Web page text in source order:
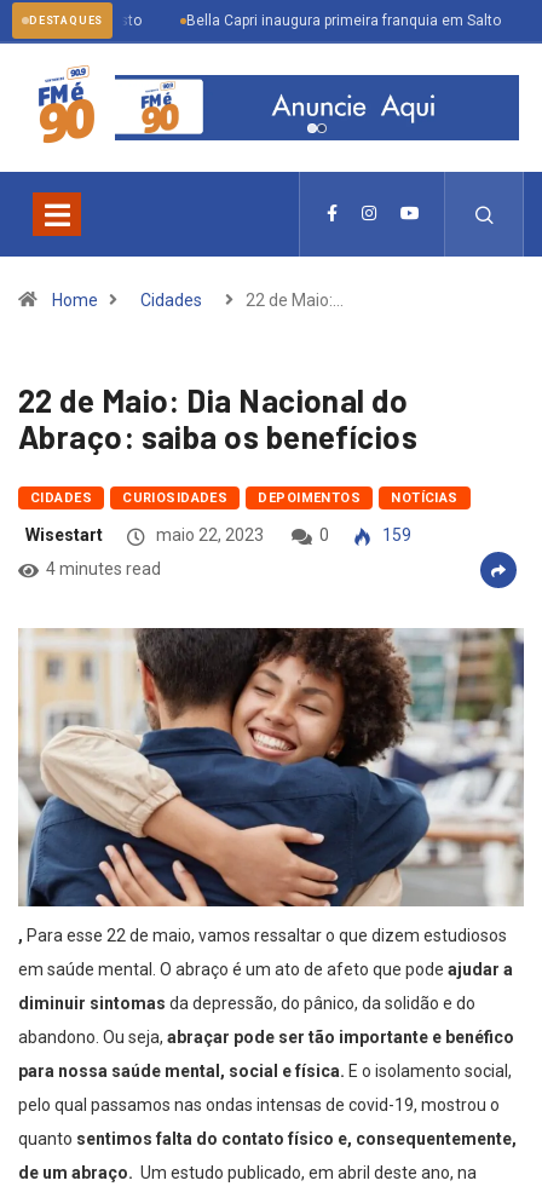
DESTAQUES
de agosto Bella Capri inaugura primeira franquia em Salto
Home Cidades 22 de Maio:…
22 de Maio: Dia Nacional do
Abraço: saiba os benefícios
CIDADES CURIOSIDADES DEPOIMENTOS NOTÍCIAS
Wisestart maio 22, 2023 0
159
4 minutes read
, Para esse 22 de maio, vamos ressaltar o que dizem estudiosos
em saúde mental. O abraço é um ato de afeto que pode ajudar a
diminuir sintomas da depressão, do pânico, da solidão e do
abandono. Ou seja, abraçar pode ser tão importante e benéfico
para nossa saúde mental, social e física. E o isolamento social,
pelo qual passamos nas ondas intensas de covid-19, mostrou o
quanto sentimos falta do contato físico e, consequentemente,
de um abraço. Um estudo publicado, em abril deste ano, na